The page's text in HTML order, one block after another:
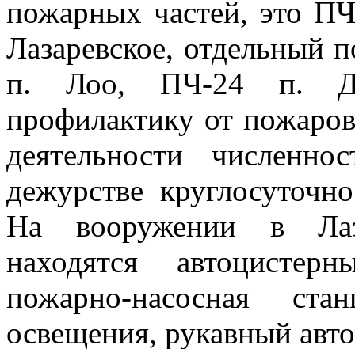
пожарных частей, это
Лазаревское,
п. Лоо, ПЧ-24 п.
профилактику от
деятельности
дежурстве
На вооружении в
находятся
пожарно-насосная
освещения, рукавный